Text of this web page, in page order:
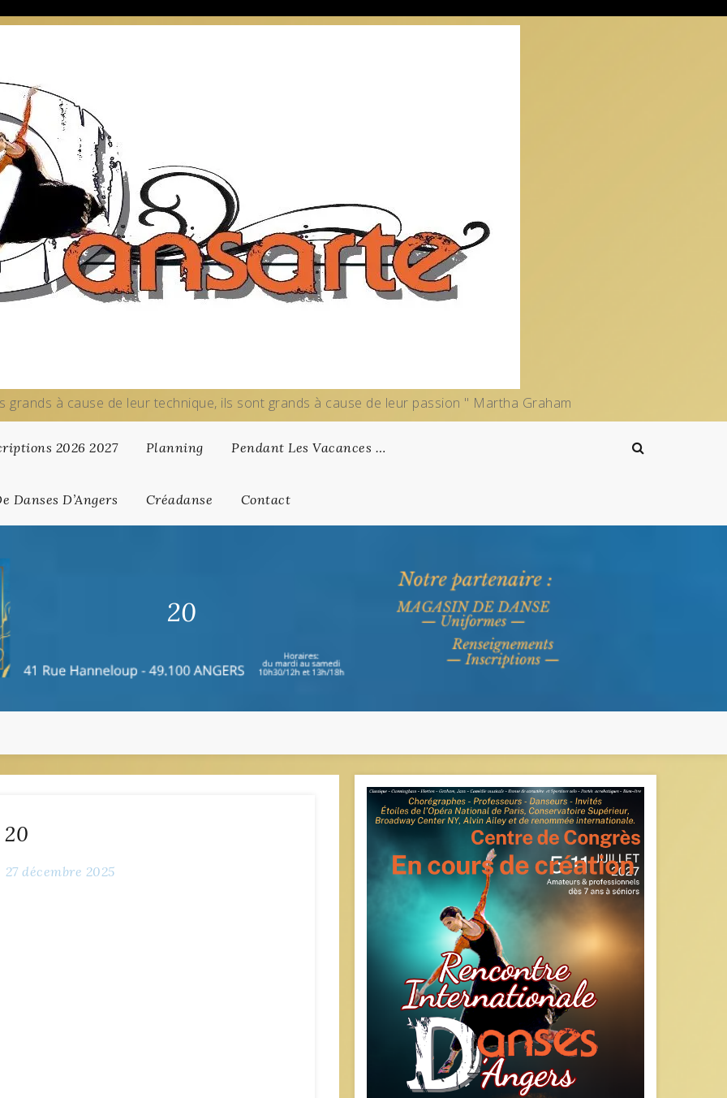
grands à cause de leur technique, ils sont grands à cause de leur passion " Martha Graham
2026 2027 Planning Pendant Les Vacances …
Danses D’Angers Créadanse Contact
20
20
27 décembre 2025